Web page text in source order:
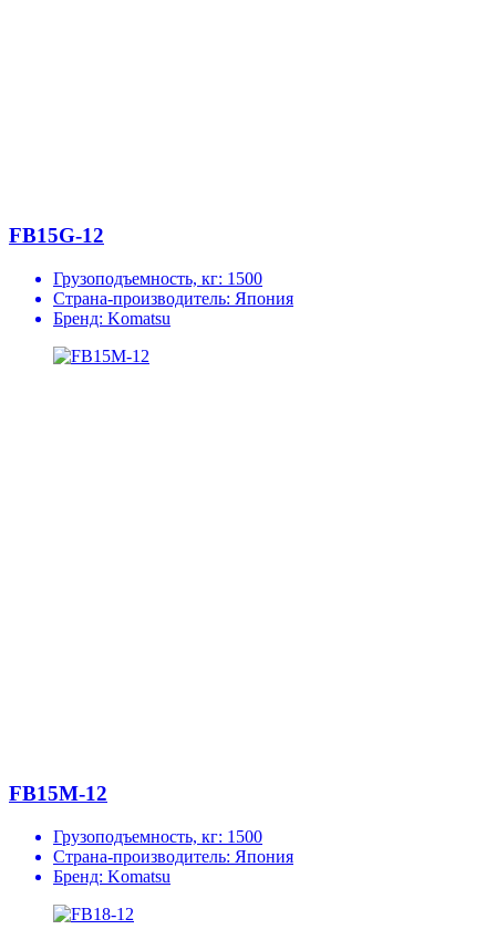
FB15G-12
Грузоподъемность, кг: 1500
Страна-производитель: Япония
Бренд: Komatsu
FB15M-12
Грузоподъемность, кг: 1500
Страна-производитель: Япония
Бренд: Komatsu